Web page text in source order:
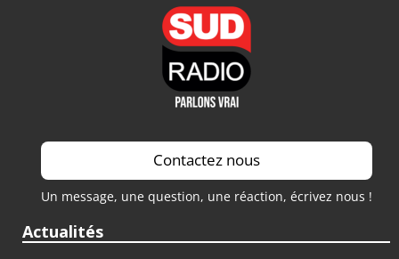
Contactez nous
Un message, une question, une réaction, écrivez nous !
Actualités